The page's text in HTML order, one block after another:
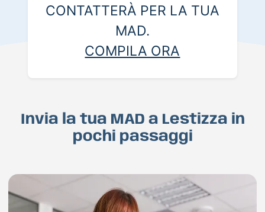
CONTATTERÀ PER LA TUA
MAD.
COMPILA ORA
Invia la tua MAD a Lestizza in
pochi passaggi